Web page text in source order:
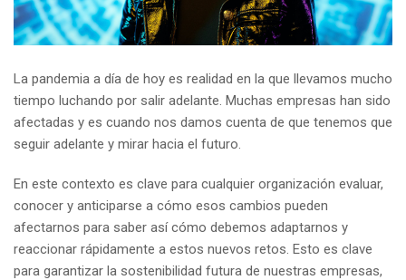
La pandemia a día de hoy es realidad en la que llevamos mucho
tiempo luchando por salir adelante. Muchas empresas han sido
afectadas y es cuando nos damos cuenta de que tenemos que
seguir adelante y mirar hacia el futuro.
En este contexto es clave para cualquier organización evaluar,
conocer y anticiparse a cómo esos cambios pueden
afectarnos para saber así cómo debemos adaptarnos y
reaccionar rápidamente a estos nuevos retos. Esto es clave
para garantizar la sostenibilidad futura de nuestras empresas,